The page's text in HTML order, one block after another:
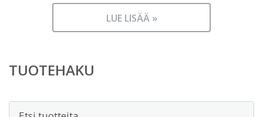
LUE LISÄÄ »
TUOTEHAKU
Etsi: